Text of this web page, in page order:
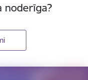
noderīga?